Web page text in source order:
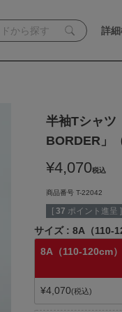
詳
半袖Tシャツ
BORDER」
¥4,070税込
商品番号 T-22042
[ 37 ポイント進呈 ]
サイズ
8A（110-
8A（110-120cm）
¥4,070 税込